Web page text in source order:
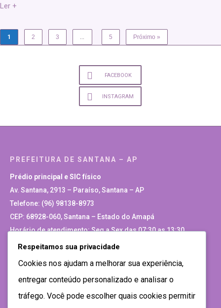
Ler +
1 2 3 5 Próximo »
FACEBOOK
INSTAGRAM
PREFEITURA DE SANTANA – AP
Prédio principal e SIC físico
Av. Santana, 2913 – Paraíso, Santana – AP
Telefone: (96) 98138-8973
CEP: 68928-060, Santana – Estado do Amapá
Horário de atendimento: Seg a Sex das 07:30 as 13:30
Site Antigo
Respeitamos sua privacidade
Cookies nos ajudam a melhorar sua experiência,
entregar conteúdo personalizado e analisar o
tráfego. Você pode escolher quais cookies permitir